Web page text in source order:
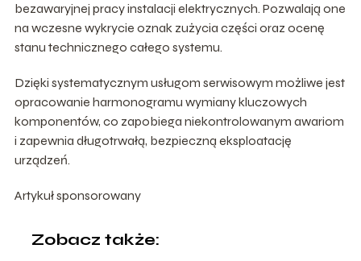
bezawaryjnej pracy instalacji elektrycznych. Pozwalają one
na wczesne wykrycie oznak zużycia części oraz ocenę
stanu technicznego całego systemu.
Dzięki systematycznym usługom serwisowym możliwe jest
opracowanie harmonogramu wymiany kluczowych
komponentów, co zapobiega niekontrolowanym awariom
i zapewnia długotrwałą, bezpieczną eksploatację
urządzeń.
Artykuł sponsorowany
Zobacz także: